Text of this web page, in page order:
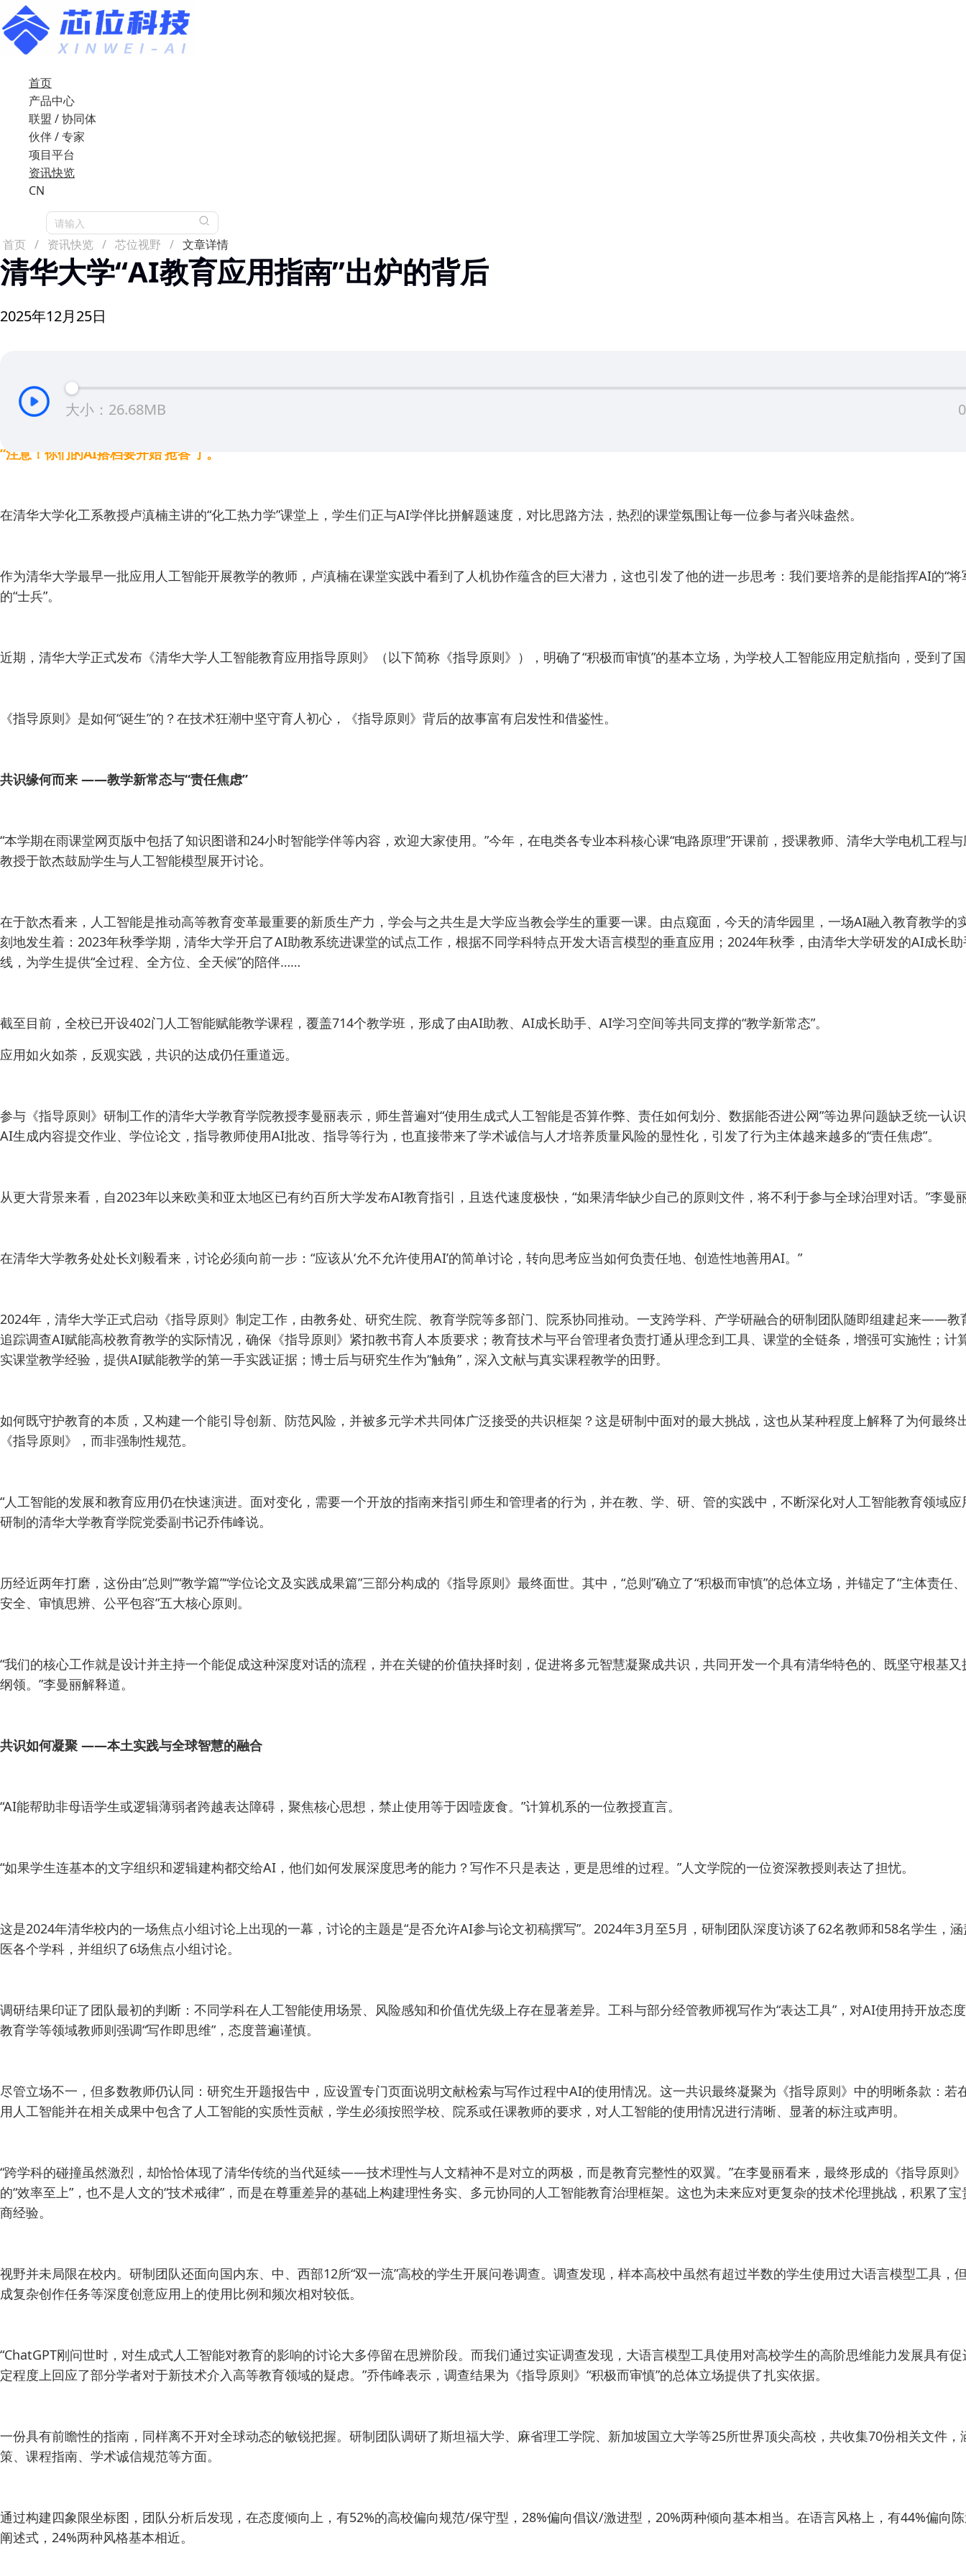
首页
产品中心
联盟 / 协同体
伙伴 / 专家
项目平台
资讯快览
CN
请输入
首页 / 资讯快览 / 芯位视野 / 文章详情
清华大学“AI教育应用指南”出炉的背后
2025年12月25日
大小：26.68MB
“注意！你们的AI搭档要开始‘抢答’了。”
在清华大学化工系教授卢滇楠主讲的“化工热力学”课堂上，学生们正与AI学伴比拼解题速度，对比思路方法，热烈的课堂氛围让每一位参与者兴味盎然。
作为清华大学最早一批应用人工智能开展教学的教师，卢滇楠在课堂实践中看到了人机协作蕴含的巨大潜力，这也引发了他的进一步思考：我们要培养的是能指挥AI的“将
的“士兵”。
近期，清华大学正式发布《清华大学人工智能教育应用指导原则》（以下简称《指导原则》），明确了“积极而审慎”的基本立场，为学校人工智能应用定航指向，受到了
《指导原则》是如何“诞生”的？在技术狂潮中坚守育人初心，《指导原则》背后的故事富有启发性和借鉴性。
共识缘何而来 ——教学新常态与“责任焦虑”
“本学期在雨课堂网页版中包括了知识图谱和24小时智能学伴等内容，欢迎大家使用。”今年，在电类各专业本科核心课“电路原理”开课前，授课教师、清华大学电机工程
教授于歆杰鼓励学生与人工智能模型展开讨论。
在于歆杰看来，人工智能是推动高等教育变革最重要的新质生产力，学会与之共生是大学应当教会学生的重要一课。由点窥面，今天的清华园里，一场AI融入教育教学的
刻地发生着：2023年秋季学期，清华大学开启了AI助教系统进课堂的试点工作，根据不同学科特点开发大语言模型的垂直应用；2024年秋季，由清华大学研发的AI成长助
线，为学生提供“全过程、全方位、全天候”的陪伴……
截至目前，全校已开设402门人工智能赋能教学课程，覆盖714个教学班，形成了由AI助教、AI成长助手、AI学习空间等共同支撑的“教学新常态”。
应用如火如荼，反观实践，共识的达成仍任重道远。
参与《指导原则》研制工作的清华大学教育学院教授李曼丽表示，师生普遍对“使用生成式人工智能是否算作弊、责任如何划分、数据能否进公网”等边界问题缺乏统一认
AI生成内容提交作业、学位论文，指导教师使用AI批改、指导等行为，也直接带来了学术诚信与人才培养质量风险的显性化，引发了行为主体越来越多的“责任焦虑”。
从更大背景来看，自2023年以来欧美和亚太地区已有约百所大学发布AI教育指引，且迭代速度极快，“如果清华缺少自己的原则文件，将不利于参与全球治理对话。”李曼
在清华大学教务处处长刘毅看来，讨论必须向前一步：“应该从‘允不允许使用AI’的简单讨论，转向思考应当如何负责任地、创造性地善用AI。”
2024年，清华大学正式启动《指导原则》制定工作，由教务处、研究生院、教育学院等多部门、院系协同推动。一支跨学科、产学研融合的研制团队随即组建起来——教
追踪调查AI赋能高校教育教学的实际情况，确保《指导原则》紧扣教书育人本质要求；教育技术与平台管理者负责打通从理念到工具、课堂的全链条，增强可实施性；计
实课堂教学经验，提供AI赋能教学的第一手实践证据；博士后与研究生作为“触角”，深入文献与真实课程教学的田野。
如何既守护教育的本质，又构建一个能引导创新、防范风险，并被多元学术共同体广泛接受的共识框架？这是研制中面对的最大挑战，这也从某种程度上解释了为何最终
《指导原则》，而非强制性规范。
“人工智能的发展和教育应用仍在快速演进。面对变化，需要一个开放的指南来指引师生和管理者的行为，并在教、学、研、管的实践中，不断深化对人工智能教育领域应
研制的清华大学教育学院党委副书记乔伟峰说。
历经近两年打磨，这份由“总则”“教学篇”“学位论文及实践成果篇”三部分构成的《指导原则》最终面世。其中，“总则”确立了“积极而审慎”的总体立场，并锚定了“主体责任
安全、审慎思辨、公平包容”五大核心原则。
“我们的核心工作就是设计并主持一个能促成这种深度对话的流程，并在关键的价值抉择时刻，促进将多元智慧凝聚成共识，共同开发一个具有清华特色的、既坚守根基
纲领。”李曼丽解释道。
共识如何凝聚 ——本土实践与全球智慧的融合
“AI能帮助非母语学生或逻辑薄弱者跨越表达障碍，聚焦核心思想，禁止使用等于因噎废食。”计算机系的一位教授直言。
“如果学生连基本的文字组织和逻辑建构都交给AI，他们如何发展深度思考的能力？写作不只是表达，更是思维的过程。”人文学院的一位资深教授则表达了担忧。
这是2024年清华校内的一场焦点小组讨论上出现的一幕，讨论的主题是“是否允许AI参与论文初稿撰写”。2024年3月至5月，研制团队深度访谈了62名教师和58名学生，
医各个学科，并组织了6场焦点小组讨论。
调研结果印证了团队最初的判断：不同学科在人工智能使用场景、风险感知和价值优先级上存在显著差异。工科与部分经管教师视写作为“表达工具”，对AI使用持开放态
教育学等领域教师则强调“写作即思维”，态度普遍谨慎。
尽管立场不一，但多数教师仍认同：研究生开题报告中，应设置专门页面说明文献检索与写作过程中AI的使用情况。这一共识最终凝聚为《指导原则》中的明晰条款：若
用人工智能并在相关成果中包含了人工智能的实质性贡献，学生必须按照学校、院系或任课教师的要求，对人工智能的使用情况进行清晰、显著的标注或声明。
“跨学科的碰撞虽然激烈，却恰恰体现了清华传统的当代延续——技术理性与人文精神不是对立的两极，而是教育完整性的双翼。”在李曼丽看来，最终形成的《指导原则
的“效率至上”，也不是人文的“技术戒律”，而是在尊重差异的基础上构建理性务实、多元协同的人工智能教育治理框架。这也为未来应对更复杂的技术伦理挑战，积累了
商经验。
视野并未局限在校内。研制团队还面向国内东、中、西部12所“双一流”高校的学生开展问卷调查。调查发现，样本高校中虽然有超过半数的学生使用过大语言模型工具，
成复杂创作任务等深度创意应用上的使用比例和频次相对较低。
“ChatGPT刚问世时，对生成式人工智能对教育的影响的讨论大多停留在思辨阶段。而我们通过实证调查发现，大语言模型工具使用对高校学生的高阶思维能力发展具有
定程度上回应了部分学者对于新技术介入高等教育领域的疑虑。”乔伟峰表示，调查结果为《指导原则》“积极而审慎”的总体立场提供了扎实依据。
一份具有前瞻性的指南，同样离不开对全球动态的敏锐把握。研制团队调研了斯坦福大学、麻省理工学院、新加坡国立大学等25所世界顶尖高校，共收集70份相关文件，
策、课程指南、学术诚信规范等方面。
通过构建四象限坐标图，团队分析后发现，在态度倾向上，有52%的高校偏向规范/保守型，28%偏向倡议/激进型，20%两种倾向基本相当。在语言风格上，有44%偏向
阐述式，24%两种风格基本相近。